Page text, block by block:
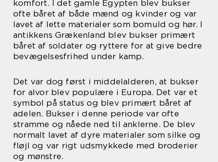
komfort. I det gamle Egypten blev bukser
ofte båret af både mænd og kvinder og var
lavet af lette materialer som bomuld og hør. I
antikkens Grækenland blev bukser primært
båret af soldater og ryttere for at give bedre
bevægelsesfrihed under kamp.
Det var dog først i middelalderen, at bukser
for alvor blev populære i Europa. Det var et
symbol på status og blev primært båret af
adelen. Bukser i denne periode var ofte
stramme og nåede ned til anklerne. De blev
normalt lavet af dyre materialer som silke og
fløjl og var rigt udsmykkede med broderier
og mønstre.